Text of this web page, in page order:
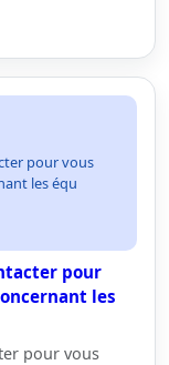
pour vous
les équ
pour
les
pour vous